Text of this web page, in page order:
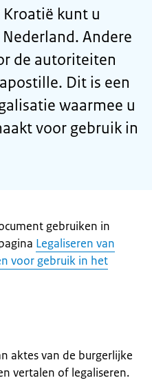
kunt u
Andere
de autoriteiten
Dit is een
waarmee u
voor gebruik in
gebruiken in
Legaliseren van
voor gebruik in het
aktes van de burgerlijke
vertalen of legaliseren.